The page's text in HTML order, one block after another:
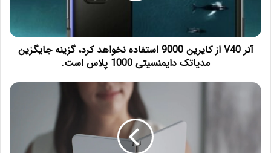
آنر V40 از کایرین 9000 استفاده نخواهد کرد، گزینه جایگزین
مدیاتک دایمنسیتی 1000 پلاس است.